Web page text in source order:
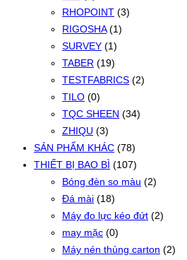
RHOPOINT (3)
RIGOSHA (1)
SURVEY (1)
TABER (19)
TESTFABRICS (2)
TILO (0)
TQC SHEEN (34)
ZHIQU (3)
SẢN PHẨM KHÁC (78)
THIẾT BỊ BAO BÌ (107)
Bóng đèn so màu (2)
Đá mài (18)
Máy đo lực kéo đứt (2)
may mặc (0)
Máy nén thùng carton (2)